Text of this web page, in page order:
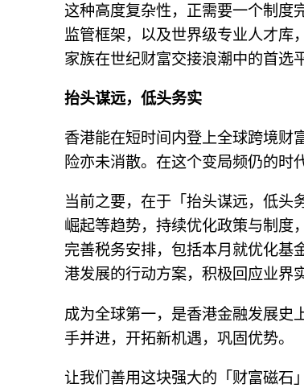
这种高度复杂性，正需要一个制度
监管框架，以及世界级专业人才库
家族在世纪财富交接浪潮中的首选
抬头谋远，低头务实
香港能在短时间内登上全球跨境财
险亦未消散。在这个变局频仍的时
当前之要，在于「抬头谋远，低头
崛起等趋势，持续优化政策与制度
完善税务安排，包括本月就优化基
港发展的行动方案，积极回应业界
成为全球第一，是香港金融发展史
手并进，开拓新机遇，巩固优势。
让我们善用这块强大的「财富磁石